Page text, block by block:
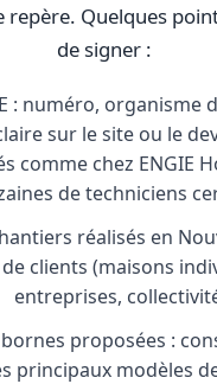
repère. Quelques
de signer :
: numéro, organisme
sur le site ou le
comme chez ENGIE
de techniciens
réalisés en
clients (maisons
entreprises,
proposées :
principaux modèles